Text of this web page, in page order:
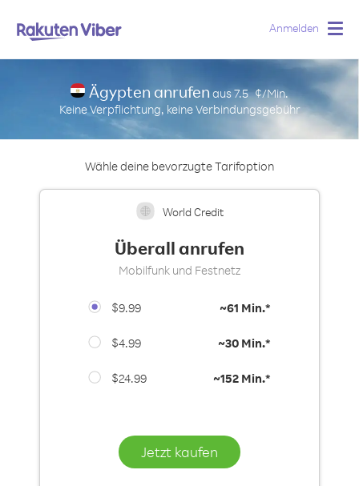
Anmelden
Ägypten anrufenaus7.5 ¢/Min.
Keine Verpflichtung, keine Verbindungsgebühr
Wähle deine bevorzugte Tarifoption
World Credit
Überall anrufen
Mobilfunk und Festnetz
$9.99 ~61 Min.*
$4.99 ~30 Min.*
$24.99 ~152 Min.*
Jetzt kaufen